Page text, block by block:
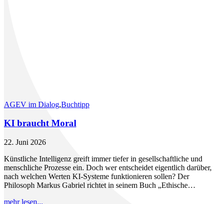
AGEV im Dialog,Buchtipp
KI braucht Moral
22. Juni 2026
Künstliche Intelligenz greift immer tiefer in gesellschaftliche und
menschliche Prozesse ein. Doch wer entscheidet eigentlich darüber,
nach welchen Werten KI-Systeme funktionieren sollen? Der
Philosoph Markus Gabriel richtet in seinem Buch „Ethische…
mehr lesen...